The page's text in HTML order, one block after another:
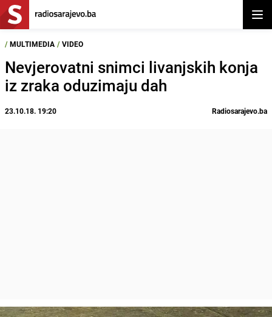
/ MULTIMEDIA / VIDEO
Nevjerovatni snimci livanjskih konja
iz zraka oduzimaju dah
23.10.18. 19:20 Radiosarajevo.ba